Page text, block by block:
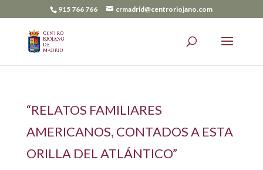
915 766 766 crmadrid@centroriojano.com
“RELATOS FAMILIARES
AMERICANOS, CONTADOS A ESTA
ORILLA DEL ATLÁNTICO”